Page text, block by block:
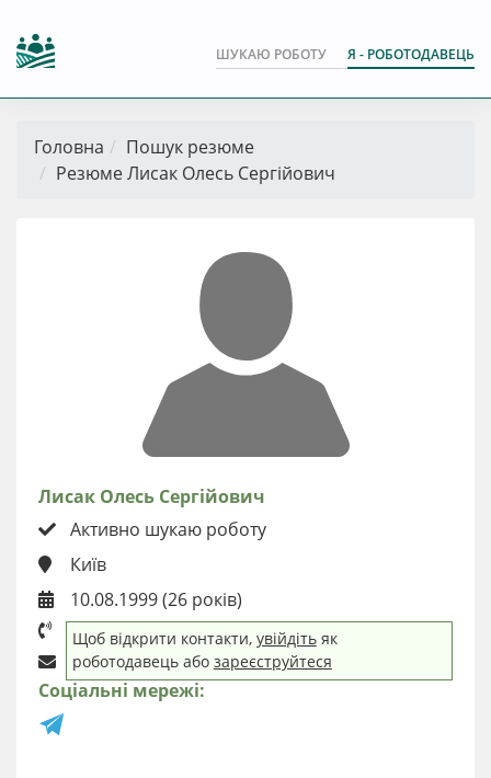
ШУКАЮ РОБОТУ Я - РОБОТОДАВЕЦЬ
Головна
Пошук резюме
Резюме Лисак Олесь Сергійович
Лисак Олесь Сергійович
Активно шукаю роботу
Київ
10.08.1999 (26 років)
Щоб відкрити контакти, увійдітьяк
роботодавець або зареєструйтеся
Соціальні мережі: